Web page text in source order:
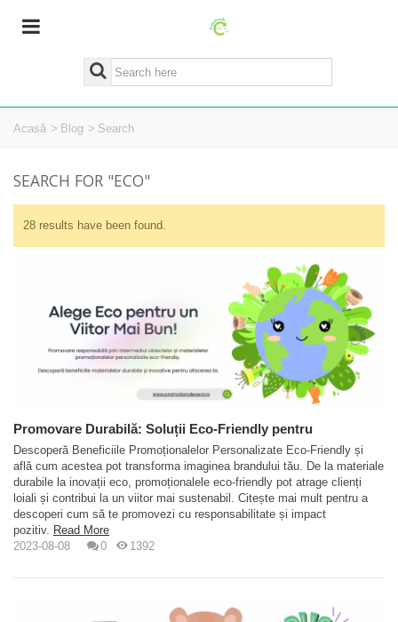
Acasă > Blog > Search
SEARCH FOR "ECO"
28 results have been found.
Promovare Durabilă: Soluții Eco-Friendly pentru
Promoționale...
Descoperă Beneficiile Promoționalelor Personalizate Eco-Friendly și
află cum acestea pot transforma imaginea brandului tău. De la materiale
durabile la inovații eco, promoționalele eco-friendly pot atrage clienți
loiali și contribui la un viitor mai sustenabil. Citește mai mult pentru a
descoperi cum să te promovezi cu responsabilitate și impact
pozitiv. Read More
2023-08-08
0 1392